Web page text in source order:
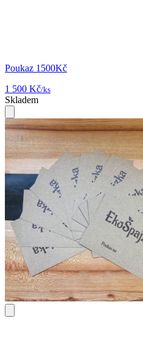
Poukaz 1500Kč
1 500 Kč/ks
Skladem